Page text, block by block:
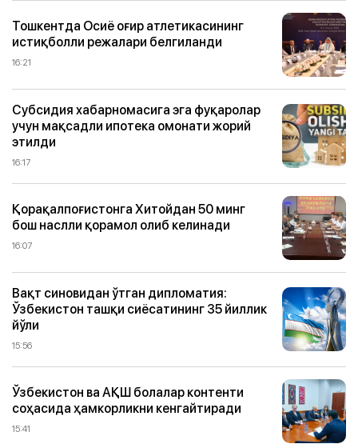
Тошкентда Осиё оғир атлетикасининг
истиқболли режалари белгиланди
16:21
Субсидия хабарномасига эга фуқаролар
учун мақсадли ипотека омонати жорий
этилди
16:17
Қорақалпоғистонга Хитойдан 50 минг
бош наслли қорамол олиб келинади
16:07
Вақт синовидан ўтган дипломатия:
Ўзбекистон ташқи сиёсатининг 35 йиллик
йўли
15:56
Ўзбекистон ва АҚШ болалар контенти
соҳасида ҳамкорликни кенгайтиради
15:41